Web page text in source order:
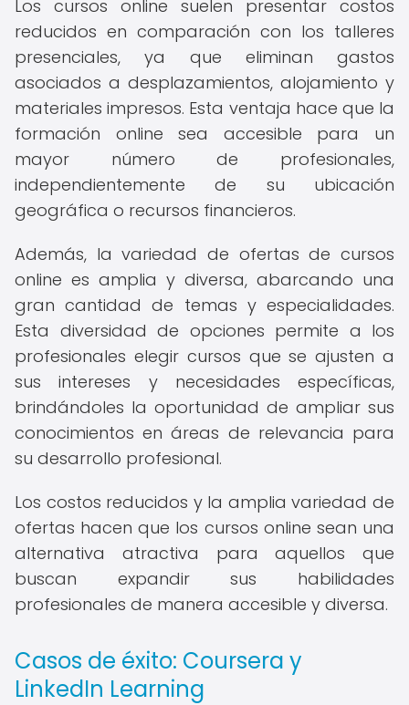
Los cursos online suelen presentar costos
reducidos en comparación con los talleres
presenciales, ya que eliminan gastos
asociados a desplazamientos, alojamiento y
materiales impresos. Esta ventaja hace que la
formación online sea accesible para un
mayor número de profesionales,
independientemente de su ubicación
geográfica o recursos financieros.
Además, la variedad de ofertas de cursos
online es amplia y diversa, abarcando una
gran cantidad de temas y especialidades.
Esta diversidad de opciones permite a los
profesionales elegir cursos que se ajusten a
sus intereses y necesidades específicas,
brindándoles la oportunidad de ampliar sus
conocimientos en áreas de relevancia para
su desarrollo profesional.
Los costos reducidos y la amplia variedad de
ofertas hacen que los cursos online sean una
alternativa atractiva para aquellos que
buscan expandir sus habilidades
profesionales de manera accesible y diversa.
Casos de éxito: Coursera y
LinkedIn Learning